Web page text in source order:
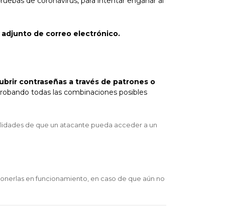
de correo electrónico.
contraseñas a través de patrones o
todas las combinaciones posibles
de que un atacante pueda acceder a un
en funcionamiento, en caso de que aún no